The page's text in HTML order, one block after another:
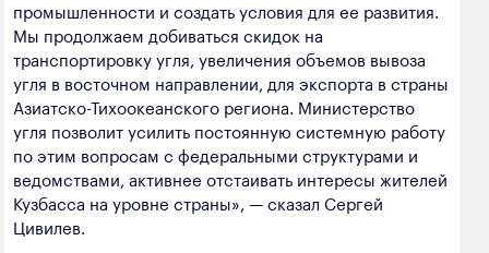
промышленности и создать условия для ее развития.
Мы продолжаем добиваться скидок на
транспортировку угля, увеличения объемов вывоза
угля в восточном направлении, для экспорта в страны
Азиатско-Тихоокеанского региона. Министерство
угля позволит усилить постоянную системную работу
по этим вопросам с федеральными структурами и
ведомствами, активнее отстаивать интересы жителей
Кузбасса на уровне страны», — сказал Сергей
Цивилев.